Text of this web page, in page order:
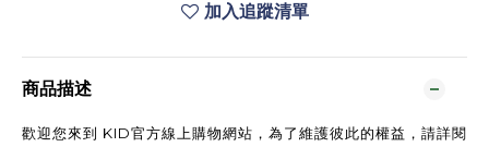
加入追蹤清單
商品描述
歡迎您來到 KID官方線上購物網站，為了維護彼此的權益，請詳閱